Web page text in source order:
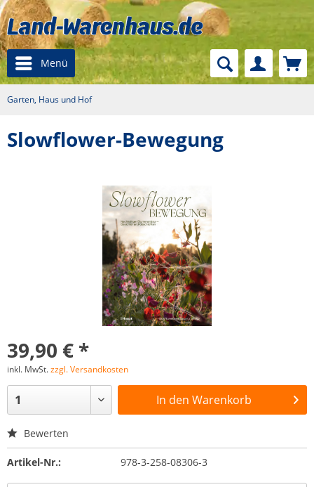
Menü
Garten, Haus und Hof
Slowflower-Bewegung
39,90 € *
inkl. MwSt.zzgl. Versandkosten
In den Warenkorb
Bewerten
Artikel-Nr.: 978-3-258-08306-3